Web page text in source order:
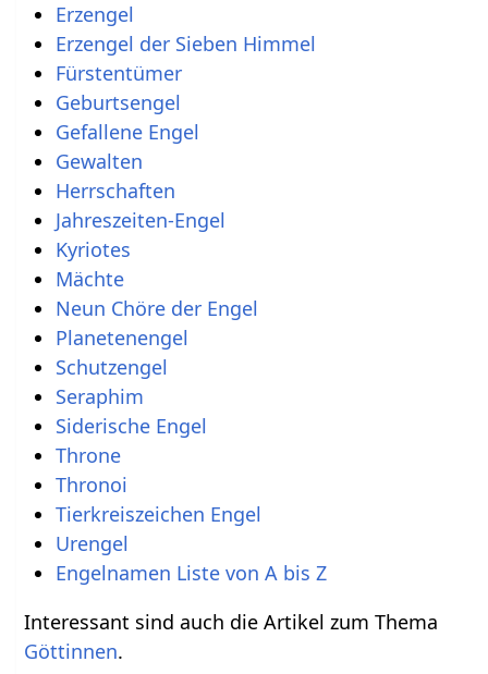
Erzengel
Erzengel der Sieben Himmel
Fürstentümer
Geburtsengel
Gefallene Engel
Gewalten
Herrschaften
Jahreszeiten-Engel
Kyriotes
Mächte
Neun Chöre der Engel
Planetenengel
Schutzengel
Seraphim
Siderische Engel
Throne
Thronoi
Tierkreiszeichen Engel
Urengel
Engelnamen Liste von A bis Z
Interessant sind auch die Artikel zum Thema
Göttinnen.